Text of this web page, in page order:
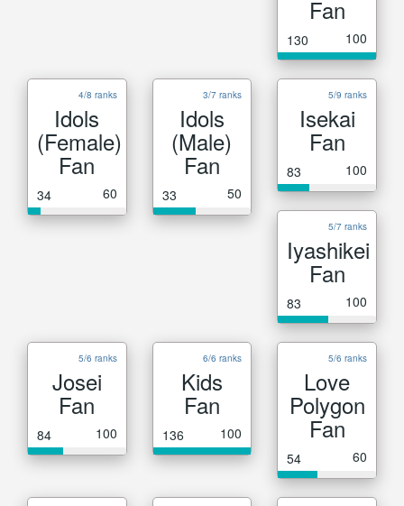
Fan
130 100
4/8 ranks
Idols
(Female)
Fan
34 60
3/7 ranks
Idols
(Male)
Fan
33 50
5/9 ranks
Isekai
Fan
83 100
5/7 ranks
Iyashikei
Fan
83 100
5/6 ranks
Josei
Fan
84 100
6/6 ranks
Kids
Fan
136 100
5/6 ranks
Love
Polygon
Fan
54 60